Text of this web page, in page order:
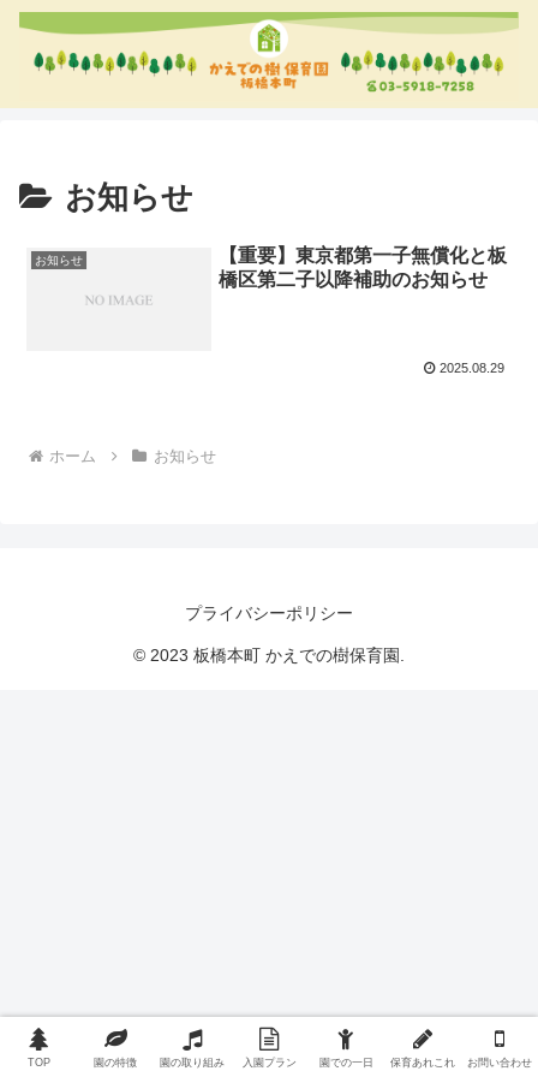
お知らせ
お知らせ
【重要】東京都第一子無償化と板
橋区第二子以降補助のお知らせ
2025.08.29
ホーム お知らせ
プライバシーポリシー
© 2023 板橋本町 かえでの樹保育園.
TOP 園の特徴 園の取り組み 入園プラン 園での一日 保育あれこれ お問い合わせ